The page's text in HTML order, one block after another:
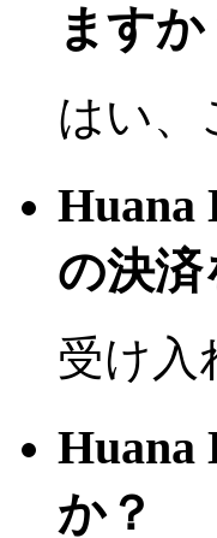
ますか
はい、
Huana
の決
受け入
Huana
か？